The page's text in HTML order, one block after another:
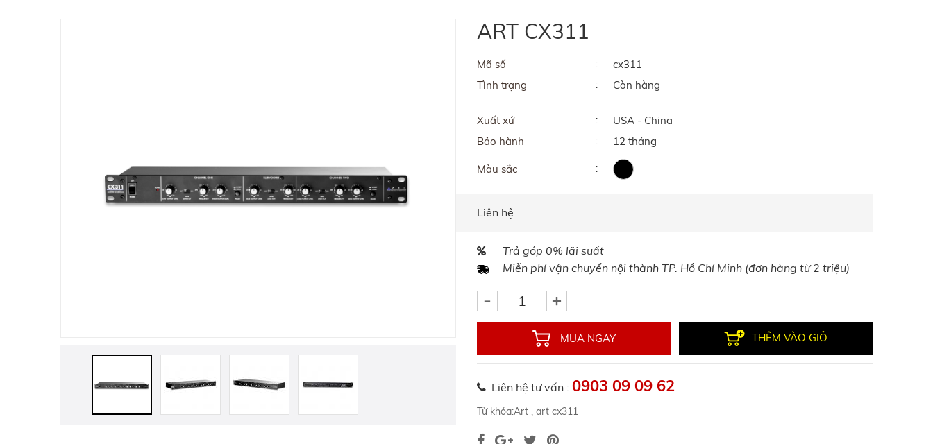
ART CX311
Mã số
cx311
Tình trạng
Còn hàng
Xuất xứ
USA - China
Bảo hành
12 tháng
Màu sắc
Liên hệ
Trả góp 0% lãi suất
Miễn phí vận chuyển nội thành TP. Hồ Chí Minh (đơn hàng từ 2 triệu)
MUA NGAY THÊM VÀO GIỎ
Liên hệ tư vấn : 0903 09 09 62
Từ khóa:Art , art cx311